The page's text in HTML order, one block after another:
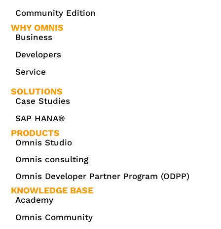
Community Edition
WHY OMNIS
Business
Developers
Service
SOLUTIONS
Case Studies
SAP HANA®
PRODUCTS
Omnis Studio
Omnis consulting
Omnis Developer Partner Program (ODPP)
KNOWLEDGE BASE
Academy
Omnis Community